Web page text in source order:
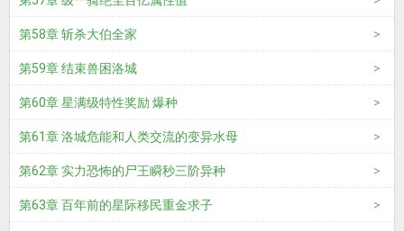
第58章 斩杀大伯全家
第59章 结束兽困洛城
第60章 星满级特性奖励 爆种
第61章 洛城危能和人类交流的变异水母
第62章 实力恐怖的尸王瞬秒三阶异种
第63章 百年前的星际移民重金求子